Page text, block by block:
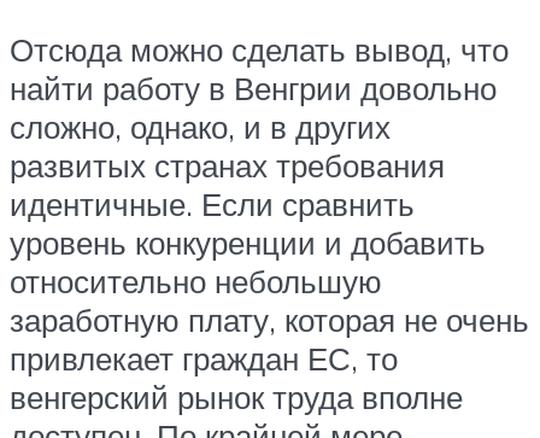
Отсюда можно сделать вывод, что
найти работу в Венгрии довольно
сложно, однако, и в других
развитых странах требования
идентичные. Если сравнить
уровень конкуренции и добавить
относительно небольшую
заработную плату, которая не очень
привлекает граждан ЕС, то
венгерский рынок труда вполне